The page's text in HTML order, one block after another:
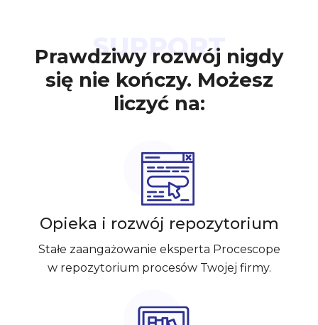
SUPPORT
Prawdziwy rozwój nigdy
się nie kończy. Możesz
liczyć na:
Opieka i rozwój repozytorium
Stałe zaangażowanie eksperta Procescope
w repozytorium procesów Twojej firmy.